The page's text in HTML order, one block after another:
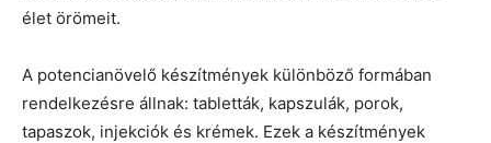
élet örömeit.
A potencianövelő készítmények különböző formában
rendelkezésre állnak: tabletták, kapszulák, porok,
tapaszok, injekciók és krémek. Ezek a készítmények